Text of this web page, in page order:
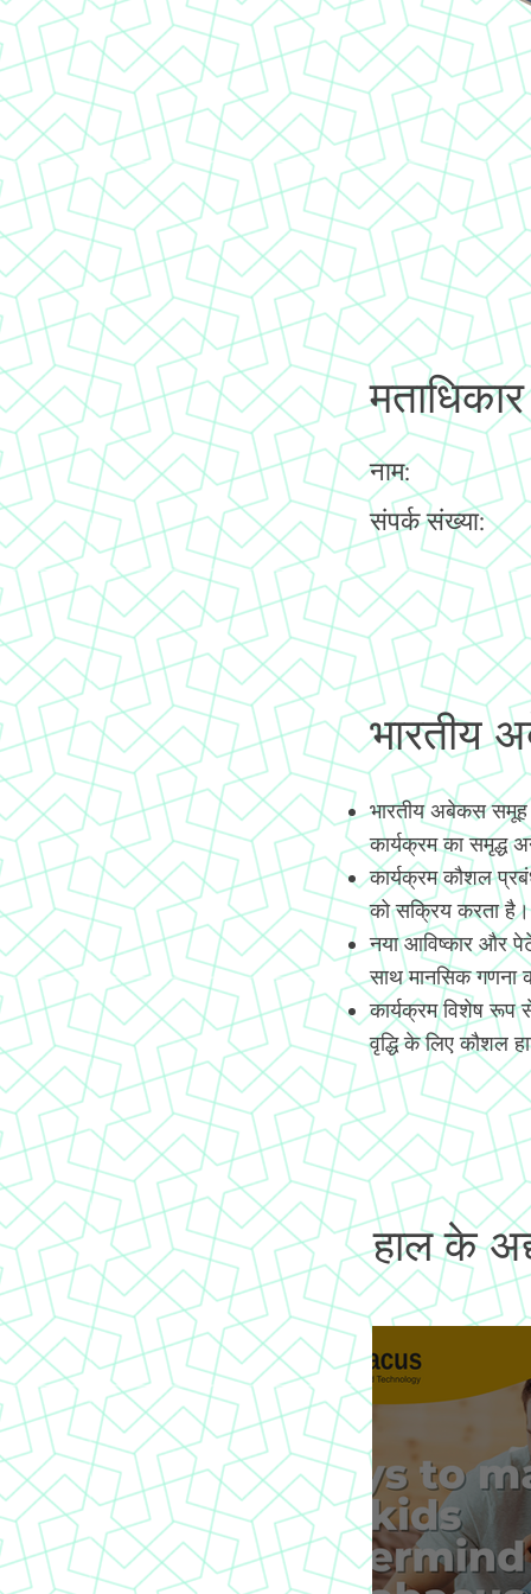
नाम:
संपर्क संख्या:
भारतीय
भारतीय अबेकस
कार्यक्रम का समृद्ध
कार्यक्रम कौशल
को सक्रिय करता है।
नया आविष्कार और
साथ मानसिक गणना
कार्यक्रम विशेष
वृद्धि के लिए कौशल
हाल के